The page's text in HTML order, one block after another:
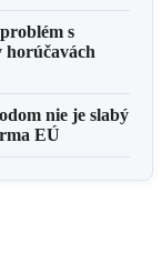
s
horúčavách
nie je slabý
EÚ